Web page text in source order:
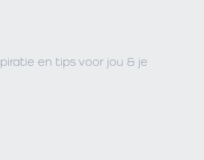
en tips voor jou & je